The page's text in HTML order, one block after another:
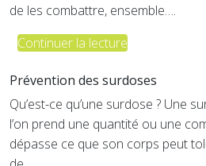
de les combattre, ensemble….
Continuer la lecture
Prévention des surdoses
Qu’est-ce qu’une surdose ? Une
l’on prend une quantité ou une
dépasse ce que son corps peut